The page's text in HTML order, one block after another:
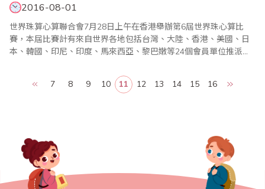
2016-08-01
世界珠算心算聯合會7月28日上午在香港舉辦第6屆世界珠心算比
賽，本屆比賽計有來自世界各地包括台灣、大陸、香港、美國、日
本、韓國、印尼、印度、馬來西亞、黎巴嫩等24個會員單位推派選
宗義率團參賽，獲得優異成績，吸引各國代表團的注目；包括選手
組總成績獲得團體賽一等獎、學生A組獲得團體賽一等獎、學前組獲
7 8 9 10 11 12 13 14 15 16